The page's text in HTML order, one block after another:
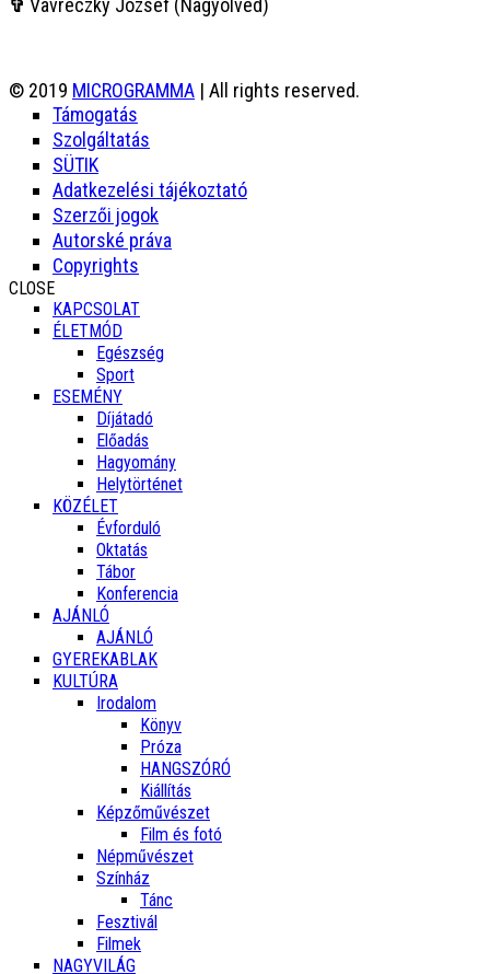
✞ Vavreczky József (Nagyölved)
© 2019 MICROGRAMMA | All rights reserved.
Támogatás
Szolgáltatás
SÜTIK
Adatkezelési tájékoztató
Szerzői jogok
Autorské práva
Copyrights
CLOSE
KAPCSOLAT
ÉLETMÓD
Egészség
Sport
ESEMÉNY
Díjátadó
Előadás
Hagyomány
Helytörténet
KÖZÉLET
Évforduló
Oktatás
Tábor
Konferencia
AJÁNLÓ
AJÁNLÓ
GYEREKABLAK
KULTÚRA
Irodalom
Könyv
Próza
HANGSZÓRÓ
Kiállítás
Képzőművészet
Film és fotó
Népművészet
Színház
Tánc
Fesztivál
Filmek
NAGYVILÁG